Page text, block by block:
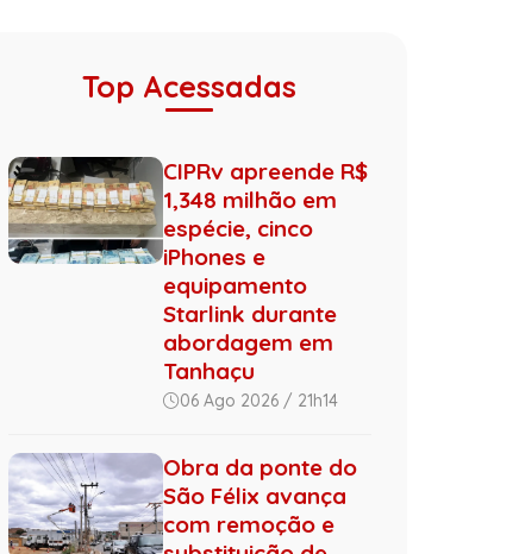
Top Acessadas
CIPRv apreende R$
1,348 milhão em
espécie, cinco
iPhones e
equipamento
Starlink durante
abordagem em
Tanhaçu
06 Ago 2026 / 21h14
Obra da ponte do
São Félix avança
com remoção e